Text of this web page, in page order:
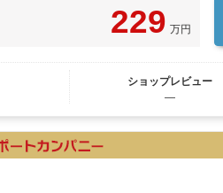
229 万円
ショップレビュー
―